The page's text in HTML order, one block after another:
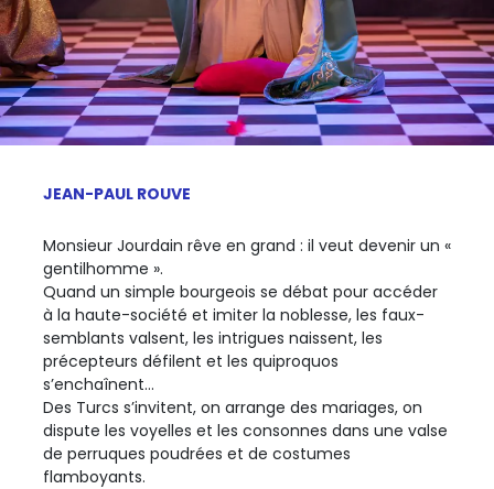
JEAN-PAUL ROUVE
Monsieur Jourdain rêve en grand : il veut devenir un «
gentilhomme ».
Quand un simple bourgeois se débat pour accéder
à la haute-société et imiter la noblesse, les faux-
semblants valsent, les intrigues naissent, les
précepteurs défilent et les quiproquos
s’enchaînent…
Des Turcs s’invitent, on arrange des mariages, on
dispute les voyelles et les consonnes dans une valse
de perruques poudrées et de costumes
flamboyants.